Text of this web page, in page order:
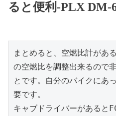
ると便利-PLX DM-
まとめると、空燃比計があ
の空燃比を調整出来るので
とです。自分のバイクにあ
要です。
キャブドライバーがあると